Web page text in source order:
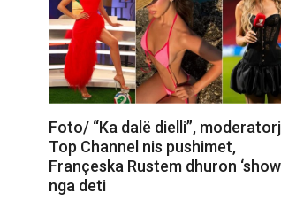
Foto/ “Ka dalë dielli”,
Top Channel nis pushimet,
Françeska Rustem dhuron
nga deti